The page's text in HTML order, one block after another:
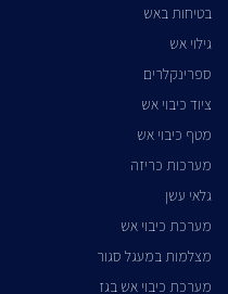
בטיחות באש
גילוי אש
ספרינקלרים
ציוד כיבוי אש
מטף כיבוי אש
מערכות כריזה
גלאי עשן
מערכת כיבוי אש
מצלמות במעגל סגור
מערכת כיבוי אש בגז